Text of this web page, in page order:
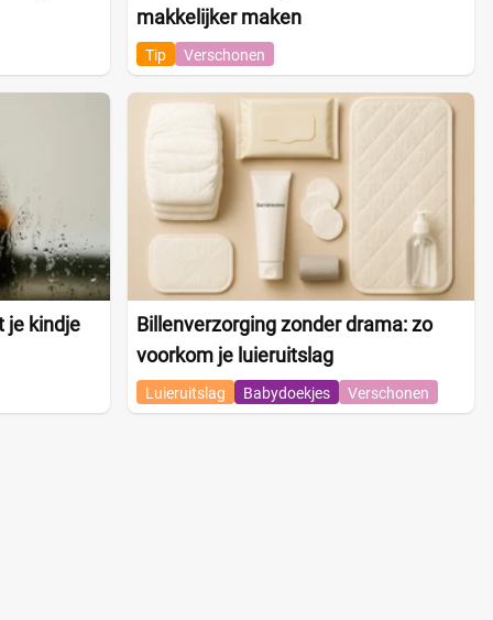
makkelijker maken
Tip Verschonen
je kindje
Billenverzorging zonder drama: zo
voorkom je luieruitslag
Luieruitslag Babydoekjes Verschonen